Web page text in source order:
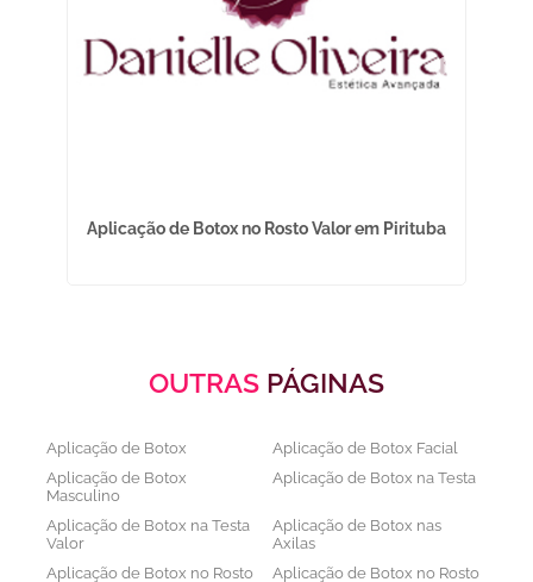
Aplicação de Botox no Rosto Valor em Pirituba
OUTRAS PÁGINAS
Aplicação de Botox
Aplicação de Botox Facial
Aplicação de Botox
Masculino
Aplicação de Botox na Testa
Aplicação de Botox na Testa
Valor
Aplicação de Botox nas
Axilas
Aplicação de Botox no Rosto
Aplicação de Botox no Rosto